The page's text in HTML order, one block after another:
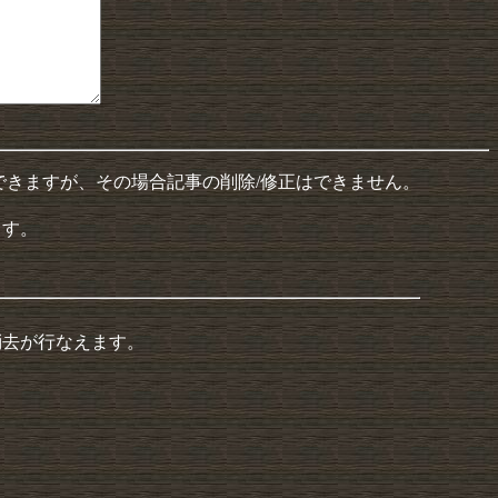
ますが、その場合記事の削除/修正はできません。
。
が行なえます。